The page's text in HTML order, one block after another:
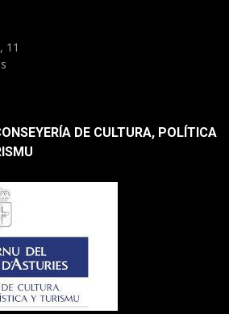
11
DE CULTURA, POLÍTICA